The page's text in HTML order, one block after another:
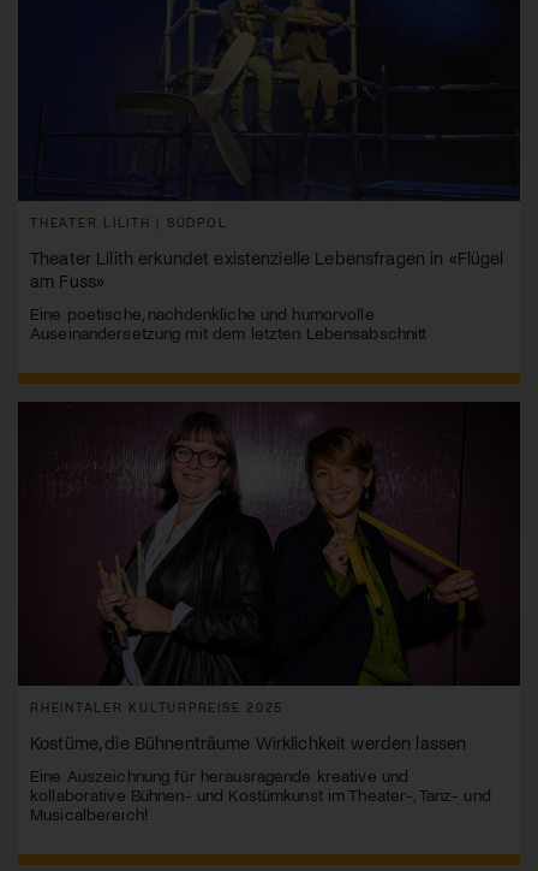
THEATER LILITH | SÜDPOL
Theater Lilith erkundet existenzielle Lebensfragen in «Flügel
am Fuss»
Eine poetische, nachdenkliche und humorvolle
Auseinandersetzung mit dem letzten Lebensabschnitt
RHEINTALER KULTURPREISE 2025
Kostüme, die Bühnenträume Wirklichkeit werden lassen
Eine Auszeichnung für herausragende kreative und
kollaborative Bühnen- und Kostümkunst im Theater-, Tanz- und
Musicalbereich!